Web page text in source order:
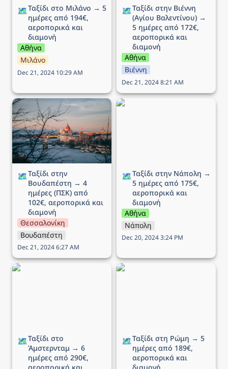
🗺️Ταξίδι στο Μιλάνο → 5
ημέρες από 194€,
αεροπορικά και
διαμονή
Αθήνα
Μιλάνο
Dec 21, 2024 10:29 AM
🗺️Ταξίδι στην Βιέννη
(Αγίου Βαλεντίνου) →
5 ημέρες από 172€,
αεροπορικά και
διαμονή
Αθήνα
Βιέννη
Dec 21, 2024 8:21 AM
Ταξίδι στην Βουδαπέστη
→ 4 ημέρες (ΠΣΚ) από
102€, αεροπορικά και
διαμονή
🗺️Ταξίδι στην
Βουδαπέστη → 4
ημέρες (ΠΣΚ) από
102€, αεροπορικά και
διαμονή
Θεσσαλονίκη
Βουδαπέστη
Dec 21, 2024 6:27 AM
Ταξίδι στην Νάπολη → 5
🗺️Ταξίδι στην Νάπολη →
5 ημέρες από 175€,
αεροπορικά και
διαμονή
Αθήνα
Νάπολη
Dec 20, 2024 3:24 PM
Ταξίδι στο Άμστερνταμ →
🗺️Ταξίδι στο
Άμστερνταμ → 6
ημέρες από 290€,
Ταξίδι στη Ρώμη → 5
🗺️Ταξίδι στη Ρώμη → 5
ημέρες από 189€,
αεροπορικά και